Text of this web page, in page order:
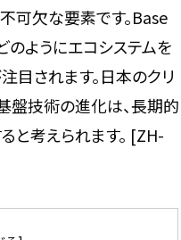
可欠な要素です。Base
のようにエコシステムを
目されます。日本のクリ
盤技術の進化は、長期的
と考えられます。 [ZH-